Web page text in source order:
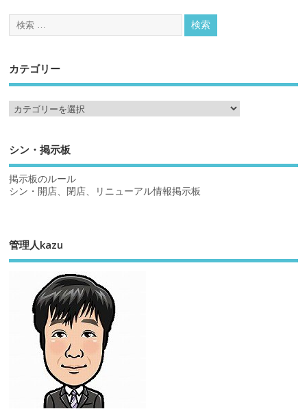
カテゴリー
シン・掲示板
掲示板のルール
シン・開店、閉店、リニューアル情報掲示板
管理人kazu